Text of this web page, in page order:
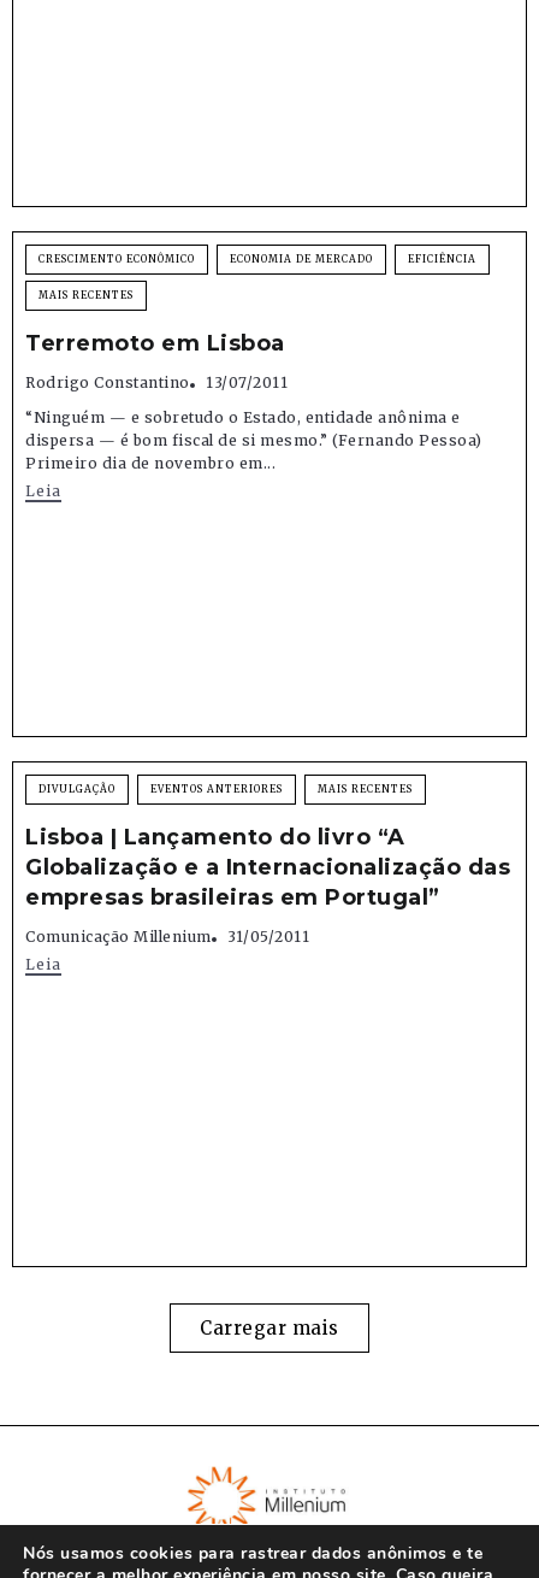
CRESCIMENTO ECONÔMICO ECONOMIA DE MERCADO EFICIÊNCIA
MAIS RECENTES
Terremoto em Lisboa
Rodrigo Constantino
13/07/2011
“Ninguém — e sobretudo o Estado, entidade anônima e
dispersa — é bom fiscal de si mesmo.” (Fernando Pessoa)
Primeiro dia de novembro em...
Leia
DIVULGAÇÃO EVENTOS ANTERIORES MAIS RECENTES
Lisboa | Lançamento do livro “A
Globalização e a Internacionalização das
empresas brasileiras em Portugal”
Comunicação Millenium
31/05/2011
Leia
Carregar mais
Nós usamos cookies para rastrear dados anônimos e te